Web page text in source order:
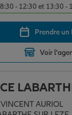
- 12:30 et 13:30 -
Prendre un
Voir
AURIOL